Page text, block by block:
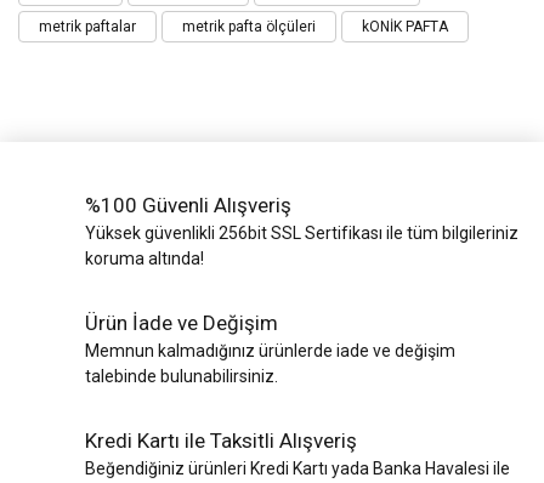
metrik paftalar metrik pafta ölçüleri kONİK PAFTA
%100 Güvenli Alışveriş
Yüksek güvenlikli 256bit SSL Sertifikası ile tüm bilgileriniz
koruma altında!
Ürün İade ve Değişim
Memnun kalmadığınız ürünlerde iade ve değişim
talebinde bulunabilirsiniz.
Kredi Kartı ile Taksitli Alışveriş
Beğendiğiniz ürünleri Kredi Kartı yada Banka Havalesi ile